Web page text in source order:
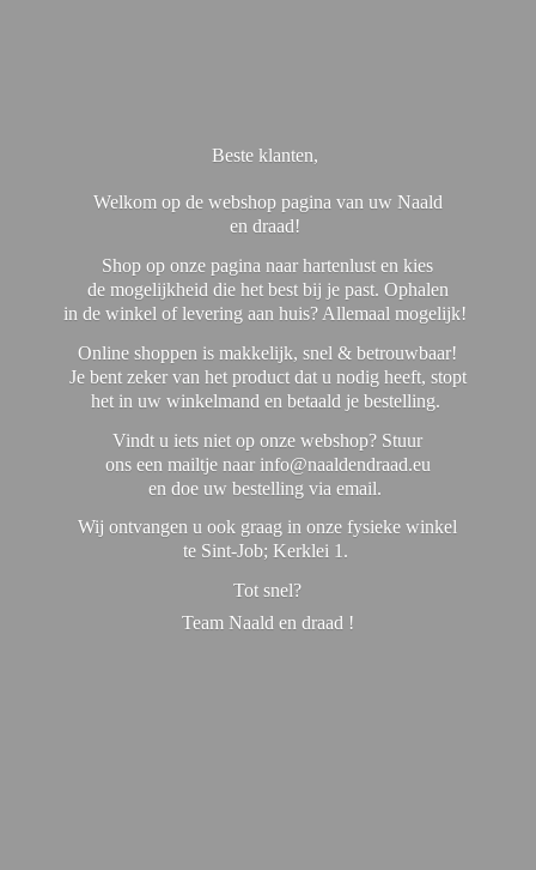
Beste klanten,
Welkom op de webshop pagina van uw Naald
en draad!
Shop op onze pagina naar hartenlust en kies
de mogelijkheid die het best bij je past. Ophalen
in de winkel of levering aan huis? Allemaal mogelijk!
Online shoppen is makkelijk, snel & betrouwbaar!
Je bent zeker van het product dat u nodig heeft, stopt
het in uw winkelmand en betaald je bestelling.
Vindt u iets niet op onze webshop? Stuur
ons een mailtje naar info@naaldendraad.eu
en doe uw bestelling via email.
Wij ontvangen u ook graag in onze fysieke winkel
te Sint-Job; Kerklei 1.
Tot snel?
Team Naald en draad !